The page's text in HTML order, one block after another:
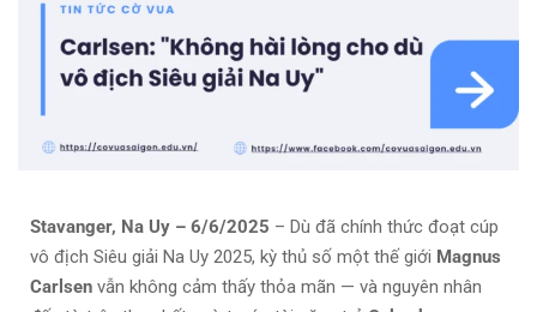
Stavanger, Na Uy – 6/6/2025 – Dù đã chính thức đoạt cúp
vô địch Siêu giải Na Uy 2025, kỳ thủ số một thế giới Magnus
Carlsen vẫn không cảm thấy thỏa mãn — và nguyên nhân